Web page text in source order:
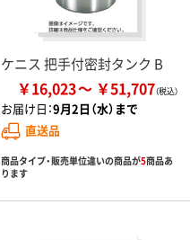
ケニス 把手付密封タンク B
￥16,023 ￥51,707
お届け日：9月2日（水）まで
直送品
商品タイプ・販売単位違いの商品が5商品あ
ります